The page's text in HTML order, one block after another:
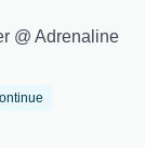
@ Adrenaline